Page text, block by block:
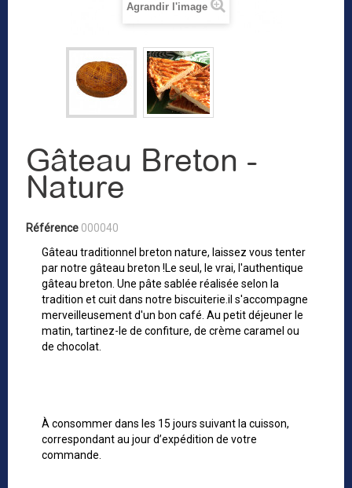
Agrandir l'image
Gâteau Breton -
Nature
Référence 000040
Gâteau traditionnel breton nature, laissez vous tenter
par notre gâteau breton !Le seul, le vrai, l'authentique
gâteau breton. Une pâte sablée réalisée selon la
tradition et cuit dans notre biscuiterie.il s'accompagne
merveilleusement d'un bon café. Au petit déjeuner le
matin, tartinez-le de confiture, de crème caramel ou
de chocolat.
À consommer dans les 15 jours suivant la cuisson,
correspondant au jour d’expédition de votre
commande.